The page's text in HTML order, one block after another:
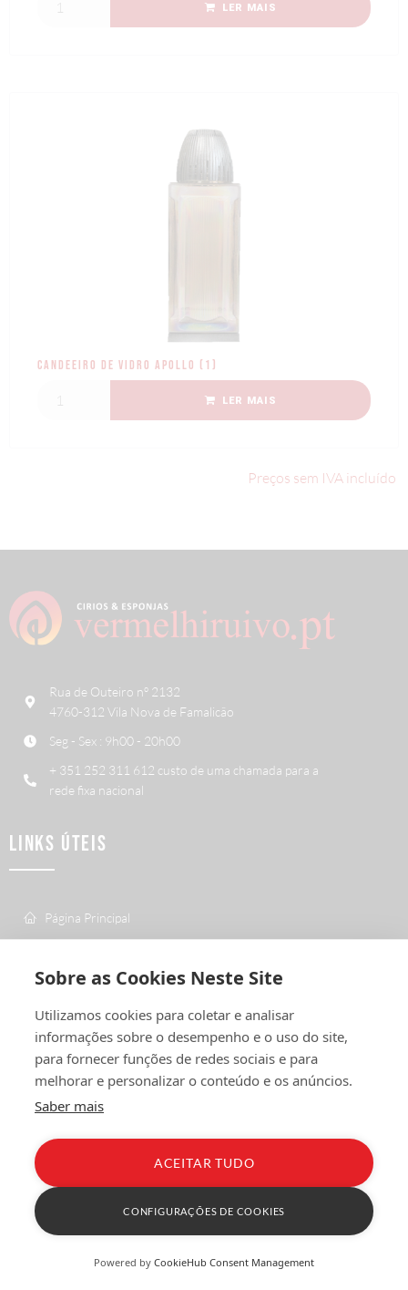
Sobre as Cookies Neste Site
Utilizamos cookies para coletar e analisar
informações sobre o desempenho e o uso do site,
para fornecer funções de redes sociais e para
melhorar e personalizar o conteúdo e os anúncios.
Saber mais
ACEITAR TUDO
CONFIGURAÇÕES DE COOKIES
Powered by CookieHub Consent Management
LER MAIS
Candeeiro de Vidro APOLLO (1)
LER MAIS
Preços sem IVA incluído
Rua de Outeiro nº 2132
4760-312 Vila Nova de Famalicão
Seg - Sex : 9h00 - 20h00
+ 351 252 311 612 custo de uma chamada para a
rede fixa nacional
LINKS ÚTEIS
Página Principal
Loja
Área Reservada
CONTACTOS
+ 351 252 311 612custo de uma chamada para a rede fixa
Rua de Outeiro nº 2132